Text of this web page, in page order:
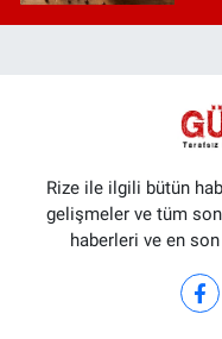
Rize ile ilgili bütün
gelişmeler ve tüm
haberleri ve en